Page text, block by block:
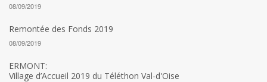
08/09/2019
Remontée des Fonds 2019
08/09/2019
ERMONT:
Village d’Accueil 2019 du Téléthon Val-d'Oise